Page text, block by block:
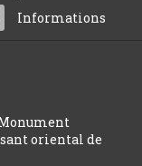
Informations
oriental de